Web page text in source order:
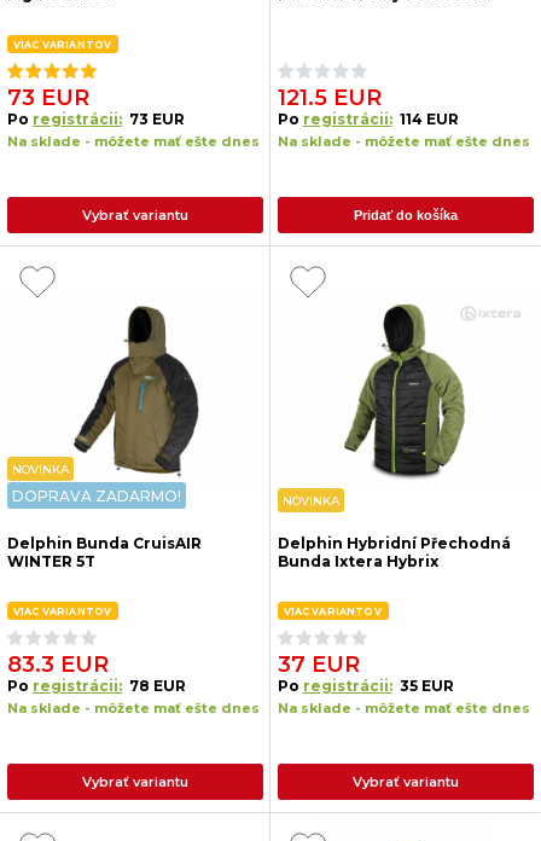
VIAC VARIANTOV
73 EUR
Po registrácii: 73 EUR
Na sklade - môžete mať ešte dnes
Vybrať variantu
121.5 EUR
Po registrácii: 114 EUR
Na sklade - môžete mať ešte dnes
Pridať do košíka
NOVINKA
DOPRAVA ZADARMO!
Delphin Bunda CruisAIR
WINTER 5T
VIAC VARIANTOV
83.3 EUR
Po registrácii: 78 EUR
Na sklade - môžete mať ešte dnes
Vybrať variantu
NOVINKA
Delphin Hybridní Přechodná
Bunda Ixtera Hybrix
VIAC VARIANTOV
37 EUR
Po registrácii: 35 EUR
Na sklade - môžete mať ešte dnes
Vybrať variantu